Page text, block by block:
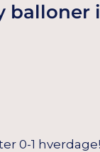
balloner
0-1 hverdage!